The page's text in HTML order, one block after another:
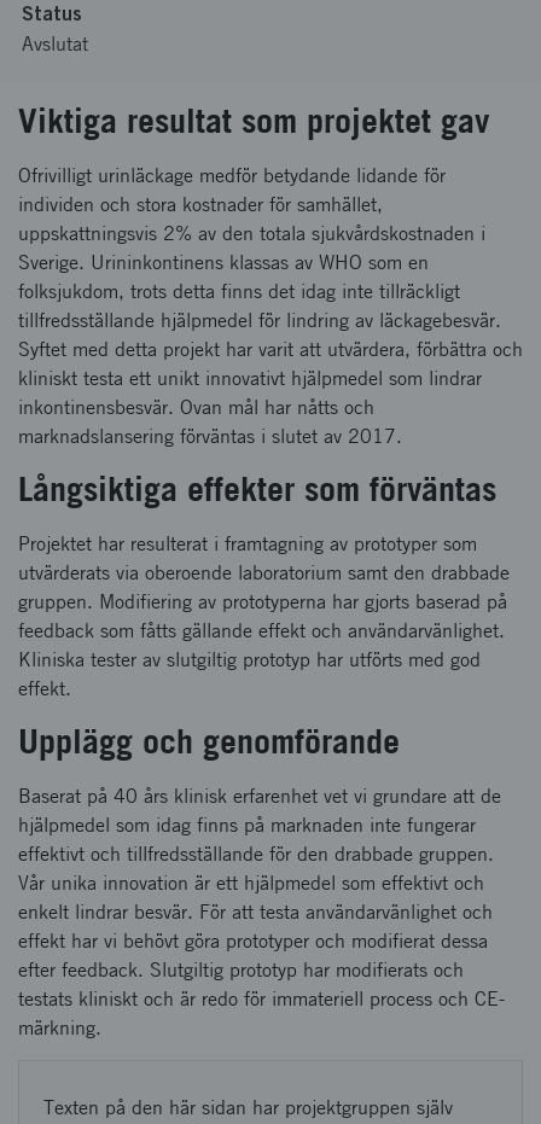
Status
Avslutat
Viktiga resultat som projektet gav
Ofrivilligt urinläckage medför betydande lidande för
individen och stora kostnader för samhället,
uppskattningsvis 2% av den totala sjukvårdskostnaden i
Sverige. Urininkontinens klassas av WHO som en
folksjukdom, trots detta finns det idag inte tillräckligt
tillfredsställande hjälpmedel för lindring av läckagebesvär.
Syftet med detta projekt har varit att utvärdera, förbättra och
kliniskt testa ett unikt innovativt hjälpmedel som lindrar
inkontinensbesvär. Ovan mål har nåtts och
marknadslansering förväntas i slutet av 2017.
Långsiktiga effekter som förväntas
Projektet har resulterat i framtagning av prototyper som
utvärderats via oberoende laboratorium samt den drabbade
gruppen. Modifiering av prototyperna har gjorts baserad på
feedback som fåtts gällande effekt och användarvänlighet.
Kliniska tester av slutgiltig prototyp har utförts med god
effekt.
Upplägg och genomförande
Baserat på 40 års klinisk erfarenhet vet vi grundare att de
hjälpmedel som idag finns på marknaden inte fungerar
effektivt och tillfredsställande för den drabbade gruppen.
Vår unika innovation är ett hjälpmedel som effektivt och
enkelt lindrar besvär. För att testa användarvänlighet och
effekt har vi behövt göra prototyper och modifierat dessa
efter feedback. Slutgiltig prototyp har modifierats och
testats kliniskt och är redo för immateriell process och CE-
märkning.
Texten på den här sidan har projektgruppen själv